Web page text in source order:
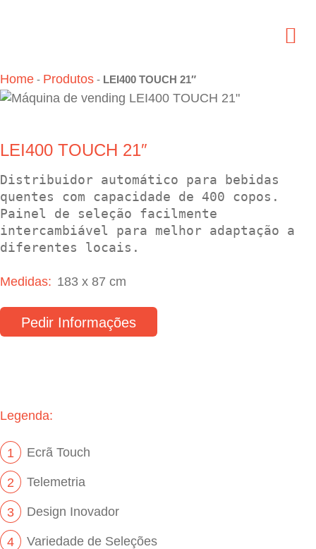
Home - Produtos - LEI400 TOUCH 21″
LEI400 TOUCH 21″
Distribuidor automático para bebidas
quentes com capacidade de 400 copos.
Painel de seleção facilmente
intercambiável para melhor adaptação a
diferentes locais.
Medidas: 183 x 87 cm
Pedir Informações
Legenda:
1 Ecrã Touch
2 Telemetria
3 Design Inovador
4 Variedade de Seleções